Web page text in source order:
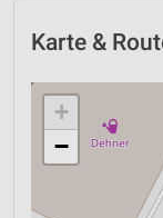
Karte &
+
−